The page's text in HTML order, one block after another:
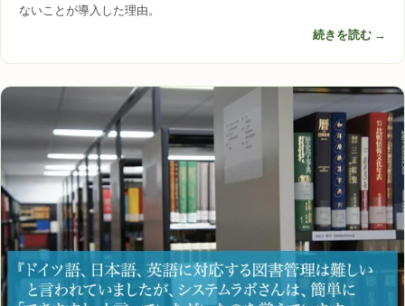
ないことが導入した理由。
続きを読む →